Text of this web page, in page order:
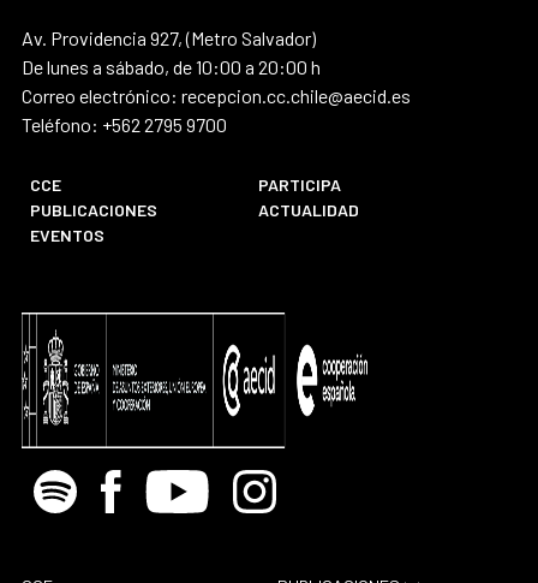
Av. Providencia 927, (Metro Salvador)
De lunes a sábado, de 10:00 a 20:00 h
Correo electrónico: recepcion.cc.chile@aecid.es
Teléfono: +562 2795 9700
CCE
PARTICIPA
PUBLICACIONES
ACTUALIDAD
EVENTOS
Spotify Facebook
Youtube Instagram